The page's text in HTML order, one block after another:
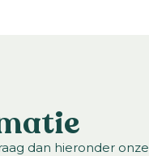
dan hieronder onze